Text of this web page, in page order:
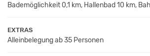
Bademöglichkeit 0,1 km, Hallenbad 10 km,
EXTRAS
Alleinbelegung ab 35 Personen